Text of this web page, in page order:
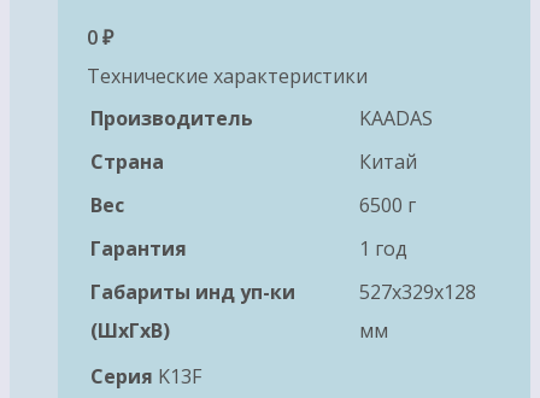
0₽
Технические характеристики
Производитель
KAADAS
Страна
Китай
Вес
6500 г
Гарантия
1 год
Габариты инд уп-ки
(ШхГхВ)
527x329x128
мм
Серия K13F